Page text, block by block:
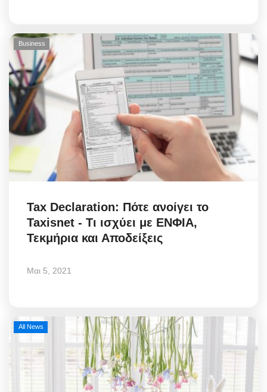
Opinion + Analysis
L’Art des Sens
All News
Local Elections 2023
Γλώσσα
Business
Tax Declaration: Πότε ανοίγει το
Taxisnet - Τι ισχύει με ΕΝΦΙΑ,
Τεκμήρια και Αποδείξεις
Μαι 5, 2021
All News